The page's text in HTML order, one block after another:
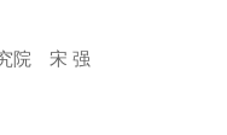
院 宋 强